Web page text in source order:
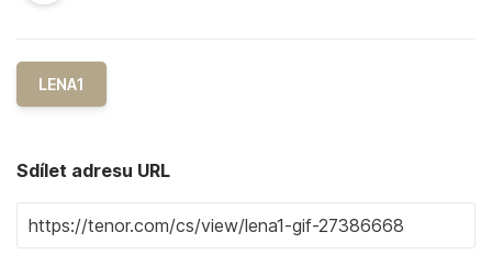
LENA1
Sdílet adresu URL